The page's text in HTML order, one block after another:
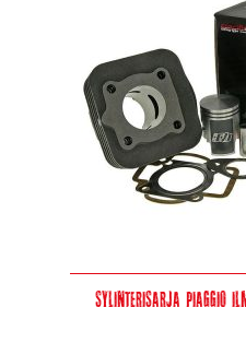
Sylinterisarja Piaggio